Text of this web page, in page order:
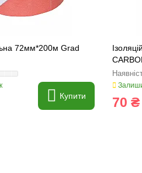
72мм*200м Grad
Купити 70 ₴